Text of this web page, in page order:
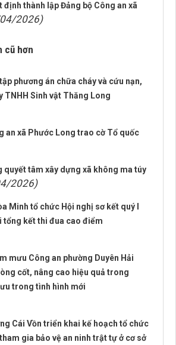
định thành lập Đảng bộ Công an xã
2026)
cũ hơn
phương án chữa cháy và cứu nạn,
TNHH Sinh vật Thăng Long
an xã Phước Long trao cờ Tổ quốc
quyết tâm xây dựng xã không ma túy
2026)
Minh tổ chức Hội nghị sơ kết quý I
tổng kết thi đua cao điểm
mưu Công an phường Duyên Hải
cốt, nâng cao hiệu quả trong
trong tình hình mới
Cái Vồn triển khai kế hoạch tổ chức
gia bảo vệ an ninh trật tự ở cơ sở